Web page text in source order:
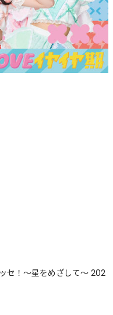
セ！〜星をめざして〜 202